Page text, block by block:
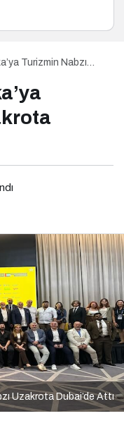
Turizmin Nabzı
Uzakrota Dubai’de Attı